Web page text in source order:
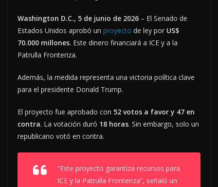
Washington D.C., 5 de junio de 2026 – El Senado de
Estados Unidos aprobó un proyecto de ley por US$
70.000 millones. Este dinero financiará a ICE y a la
Patrulla Fronteriza.
Además, la medida representa una victoria política clave
para el presidente Donald Trump.
El proyecto fue aprobado con 52 votos a favor y 47 en
contra. La votación duró 18 horas. Sin embargo, solo un
republicano votó en contra.
“Este proyecto garantiza recursos para
ICE y la Patrulla Fronteriza”, señaló un